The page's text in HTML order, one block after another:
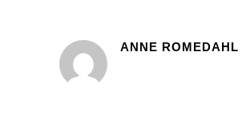
ANNE ROMEDAHL